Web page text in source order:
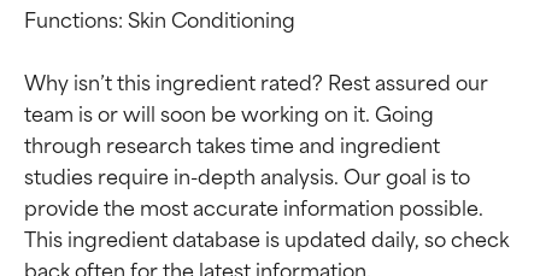
Functions: Skin Conditioning
Why isn’t this ingredient rated? Rest assured our
team is or will soon be working on it. Going
through research takes time and ingredient
studies require in-depth analysis. Our goal is to
provide the most accurate information possible.
This ingredient database is updated daily, so check
Beoordelingen van
Beoordelingen van